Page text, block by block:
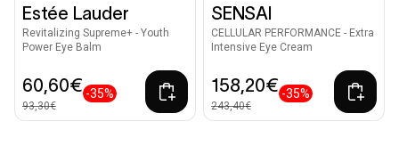
Estée Lauder
Revitalizing Supreme+ - Youth
Power Eye Balm
60,60€
93,30€
-35%
SENSAI
CELLULAR PERFORMANCE - Extra
Intensive Eye Cream
158,20€
243,40€
-35%